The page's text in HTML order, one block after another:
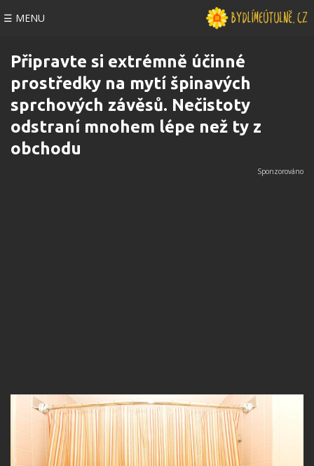
☰ MENU
Připravte si extrémně účinné
prostředky na mytí špinavých
sprchových závěsů. Nečistoty
odstraní mnohem lépe než ty z
obchodu